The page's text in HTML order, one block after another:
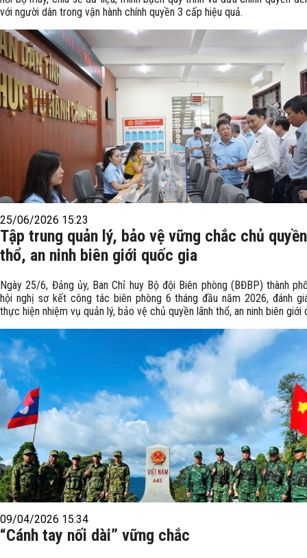
với người dân trong vận hành chính quyền 3 cấp hiệu quả.
25/06/2026 15:23
Tập trung quản lý, bảo vệ vững chắc chủ
thổ, an ninh biên giới quốc gia
Ngày 25/6, Đảng ủy, Ban Chỉ huy Bộ đội Biên phòng (BĐBP) thành
hội nghị sơ kết công tác biên phòng 6 tháng đầu năm 2026, đánh
thực hiện nhiệm vụ quản lý, bảo vệ chủ quyền lãnh thổ, an ninh biên giới
09/04/2026 15:34
“Cánh tay nối dài” vững chắc